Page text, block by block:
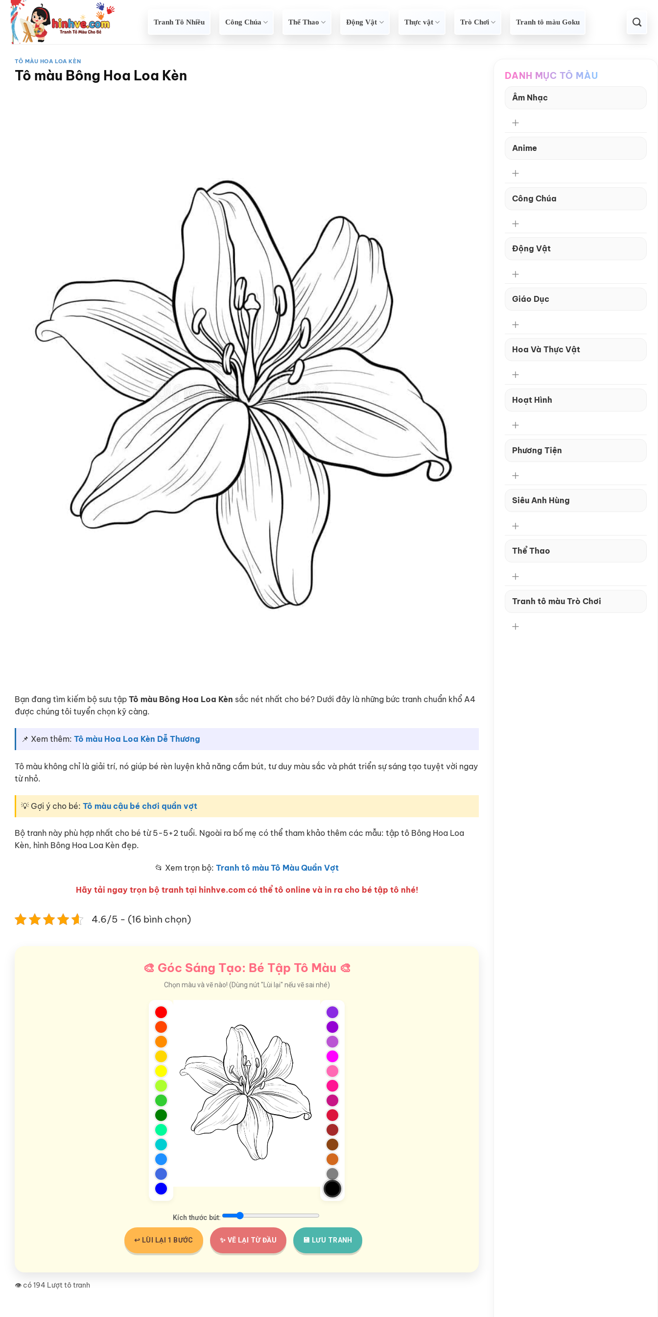
qua
dung
Tranh Tô Nhiều Công Chúa Thể Thao Động Vật Thực vật Trò Chơi Tranh tô màu Goku
TÔ MÀU HOA LOA KÈN
Tô màu Bông Hoa Loa Kèn
Bạn đang tìm kiếm bộ sưu tập Tô màu Bông Hoa Loa Kèn sắc nét nhất cho bé? Dưới đây là những bức tranh chuẩn khổ A4
được chúng tôi tuyển chọn kỹ càng.
📌 Xem thêm: Tô màu Hoa Loa Kèn Dễ Thương
Tô màu không chỉ là giải trí, nó giúp bé rèn luyện khả năng cầm bút, tư duy màu sắc và phát triển sự sáng tạo tuyệt vời ngay
từ nhỏ.
💡 Gợi ý cho bé: Tô màu cậu bé chơi quần vợt
Bộ tranh này phù hợp nhất cho bé từ 5-5+2 tuổi. Ngoài ra bố mẹ có thể tham khảo thêm các mẫu: tập tô Bông Hoa Loa
Kèn, hình Bông Hoa Loa Kèn đẹp.
📂 Xem trọn bộ: Tranh tô màu Tô Màu Quần Vợt
Hãy tải ngay trọn bộ tranh tại hinhve.com có thể tô online và in ra cho bé tập tô nhé!
4.6/5 - (16 bình chọn)
🎨 Góc Sáng Tạo: Bé Tập Tô Màu 🎨
Chọn màu và vẽ nào! (Dùng nút "Lùi lại" nếu vẽ sai nhé)
Kích thước bút:
↩️ LÙI LẠI 1 BƯỚC ✨ VẼ LẠI TỪ ĐẦU 💾 LƯU TRANH
👁️ có 194 Lượt tô tranh
DANH MỤC TÔ MÀU
Âm Nhạc
Anime
Công Chúa
Động Vật
Giáo Dục
Hoa Và Thực Vật
Hoạt Hình
Phương Tiện
Siêu Anh Hùng
Thể Thao
Tranh tô màu Trò Chơi